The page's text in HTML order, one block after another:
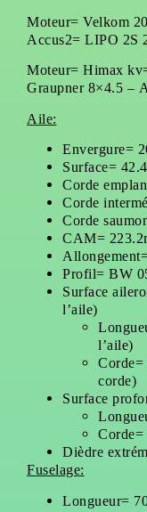
Moteur= Velkom
Accus2= LIPO 2S
Moteur= Himax kv
Graupner 8×4.5 –
Aile:
Envergure=
Surface=
Corde
Corde
Corde
CAM=
Profil= BW
Surface
l’aile)
l’aile)
Corde=
corde)
Surface
Corde=
Dièdre
Fuselage:
Longueur=